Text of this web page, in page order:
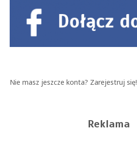
Nie masz jeszcze konta? Zarejestruj się!
Reklama